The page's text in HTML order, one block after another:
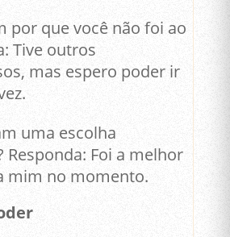
por que você não foi ao
Tive outros
mas espero poder ir
uma escolha
Responda: Foi a melhor
mim no momento.